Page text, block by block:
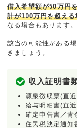
借入希望額が50万円
計が100万円を超える
なる場合もあります。
該当の可能性がある
きましょう。
収入証明書
源泉徴収票(直
給与明細書(直
確定申告書／青
住民税決定通知